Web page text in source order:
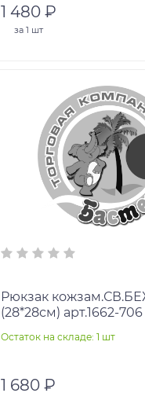
1 480 ₽
за 1 шт
Рюкзак
(28*28см) арт.1662-706
Остаток на складе: 1 шт
1 680 ₽